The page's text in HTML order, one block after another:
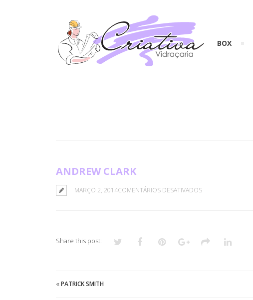
BOX
ANDREW CLARK
MARÇO 2, 2014COMENTÁRIOS DESATIVADOSEM
Share this post:
«PATRICK SMITH